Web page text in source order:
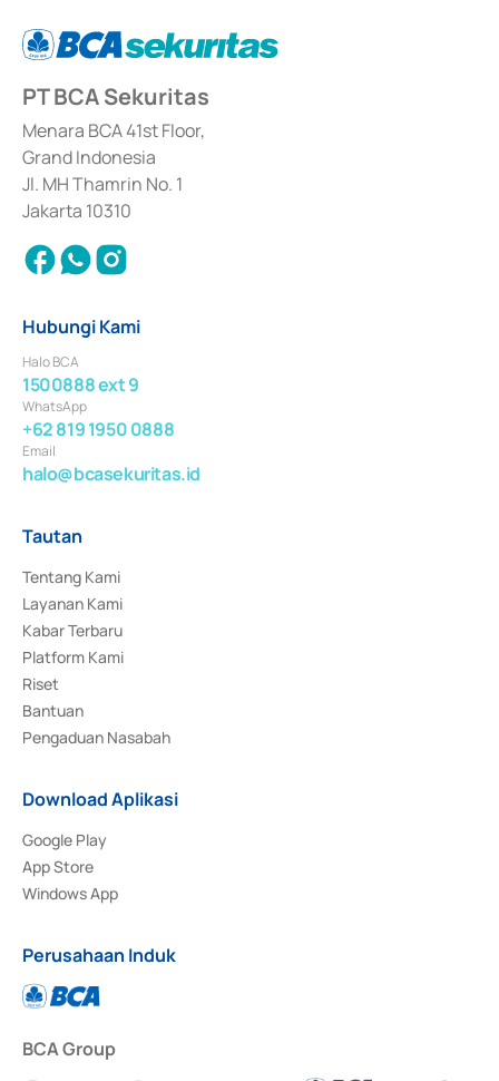
berdasarkan surat keputusan Otoritas Jasa Keuangan Nomor S-
67/PM.21/2017 tanggal 3 Februari 2017, dan beberapa izin usaha lainnya
Sertifikat Deposito di Pasar Uang yang izinnya diterbitkan pada tahun 2017
dan izin usaha lainnya dari Bank Indonesia sebagai Lembaga Pendukung
Penerbitan, Transaksi, serta Penatausahaan dan Penyelesaian Transaksi
Surat Berharga Komersial yang izinnya diterbitkan pada tahun 2018.
PT BCA Sekuritas
Menara BCA 41st Floor,
Grand Indonesia
Jl. MH Thamrin No. 1
Jakarta 10310
Hubungi Kami
Halo BCA
1500888 ext 9
WhatsApp
+62 819 1950 0888
Email
halo@bcasekuritas.id
Tautan
Tentang Kami
Layanan Kami
Kabar Terbaru
Platform Kami
Riset
Bantuan
Pengaduan Nasabah
Download Aplikasi
Google Play
App Store
Windows App
Perusahaan Induk
BCA Group